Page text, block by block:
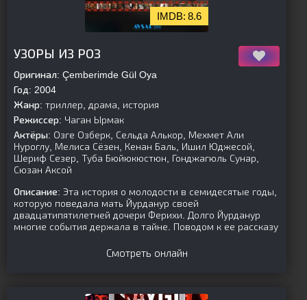
8.6
УЗОРЫ ИЗ РОЗ
Оригинал: Çemberimde Gül Oya
Год: 2004
Жанр: триллер, драма, история
Режиссер: Чаган Ырмак
Актёры: Озге Озберк, Сельда Алькор, Мехмет Али
Нуроглу, Мелиса Сёзен, Кенан Баль, Ишил Юджесой,
Шериф Сезер, Туба Бюйюкюстюн, Гонджагюль Сунар,
Сюзан Аксой
Описание: Эта история о молодости в семидесятые годы,
которую поведала мать Йурданур своей
двадцатипятилетней дочери Ферихи. Долго Йурданур
многие события держала в тайне. Поводом к ее рассказу
Смотреть онлайн